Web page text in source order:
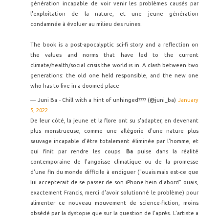
génération incapable de voir venir les problèmes causés par
l'exploitation de la nature, et une jeune génération
condamnée à évoluer au milieu des ruines.
The book is a post-apocalyptic sci-fi story and a reflection on
the values and norms that have led to the current
climate/health/social crisis the world is in. A clash between two
generations: the old one held responsible, and the new one
who has to live in a doomed place
— Juni Ba - Chill with a hint of unhinged???? (@juni_ba) January
5, 2022
De leur côté, la jeune et la flore ont su s'adapter, en devenant
plus monstrueuse, comme une allégorie d'une nature plus
sauvage incapable d'être totalement éliminée par l'homme, et
qui finit par rendre les coups.
Ba puise dans la réalité
contemporaine de l'angoisse climatique ou de la promesse
d'une fin du monde difficile à endiguer ("ouais mais est-ce que
lui accepterait de se passer de son iPhone hein d'abord" ouais,
exactement Francis, merci d'avoir solutionné le problème) pour
alimenter ce nouveau mouvement de science-fiction, moins
obsédé par la dystopie que sur la question de l'après. L'artiste a